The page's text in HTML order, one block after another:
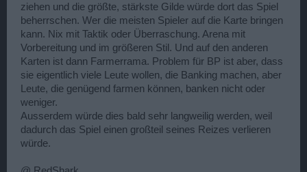
ziehen und die größte, stärkste Gilde würde dort das Spiel
beherrschen. Wer die meisten Spieler auf die Karte bringen
kann. Nix mit Taktik oder Überraschung. Arena mit
Vorbereitung und im größeren Stil. Und auf den anderen
Karten ist dann Farmerrama. Problem für BP ist aber, dass
sie eigentlich viele Leute wollen, die Banking machen, aber
Leute, die genügend farmen können, banken nicht oder
weniger.
Ausserdem würde dies bald sehr langweilig werden, weil
dadurch das Spiel einen großteil seines Reizes verlieren
würde.